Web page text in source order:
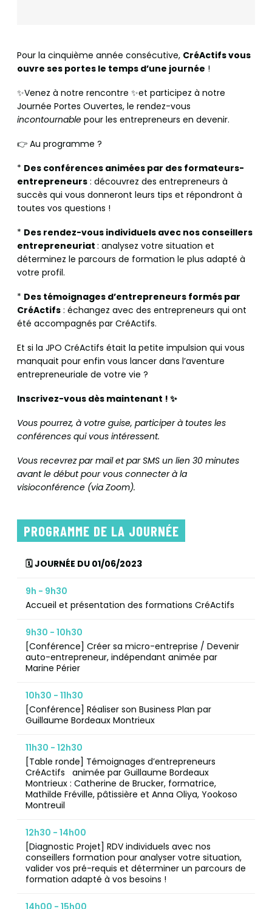
Pour la cinquième année consécutive, CréActifs vous
ouvre ses portes le temps d’une journée !
✨Venez à notre rencontre ✨et participez à notre
Journée Portes Ouvertes, le rendez-vous
incontournable pour les entrepreneurs en devenir.
👉 Au programme ?
* Des conférences animées par des formateurs-
entrepreneurs : découvrez des entrepreneurs à
succès qui vous donneront leurs tips et répondront à
toutes vos questions !
* Des rendez-vous individuels avec nos conseillers
entrepreneuriat : analysez votre situation et
déterminez le parcours de formation le plus adapté à
votre profil.
* Des témoignages d’entrepreneurs formés par
CréActifs : échangez avec des entrepreneurs qui ont
été accompagnés par CréActifs.
Et si la JPO CréActifs était la petite impulsion qui vous
manquait pour enfin vous lancer dans l’aventure
entrepreneuriale de votre vie ?
Inscrivez-vous dès maintenant ! ✨
Vous pourrez, à votre guise, participer à toutes les
conférences qui vous intéressent.
Vous recevrez par mail et par SMS un lien 30 minutes
avant le début pour vous connecter à la
visioconférence (via Zoom).
PROGRAMME DE LA JOURNÉE
🗓️ JOURNÉE DU 01/06/2023
9h - 9h30
Accueil et présentation des formations CréActifs
9h30 - 10h30
[Conférence] Créer sa micro-entreprise / Devenir
auto-entrepreneur, indépendant animée par
Marine Périer
10h30 - 11h30
[Conférence] Réaliser son Business Plan par
Guillaume Bordeaux Montrieux
11h30 - 12h30
[Table ronde] Témoignages d’entrepreneurs
CréActifs animée par Guillaume Bordeaux
Montrieux : Catherine de Brucker, formatrice,
Mathilde Fréville, pâtissière et Anna Oliya, Yookoso
Montreuil
12h30 - 14h00
[Diagnostic Projet] RDV individuels avec nos
conseillers formation pour analyser votre situation,
valider vos pré-requis et déterminer un parcours de
formation adapté à vos besoins !